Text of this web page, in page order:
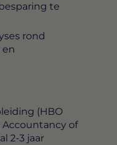
te
rond
en
(HBO
of
2-3 jaar